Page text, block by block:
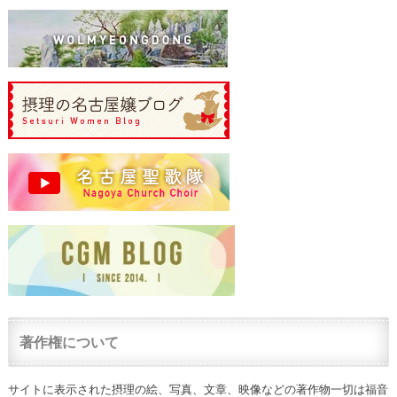
著作権について
サイトに表示された摂理の絵、写真、文章、映像などの著作物一切は福音